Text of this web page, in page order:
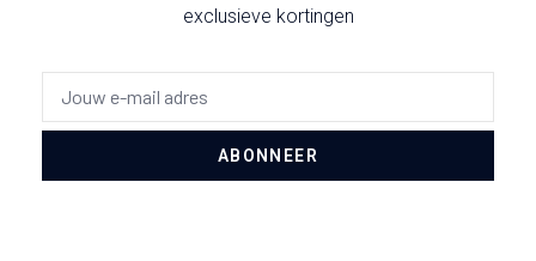
exclusieve kortingen
ABONNEER